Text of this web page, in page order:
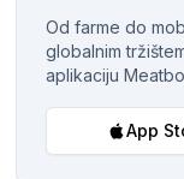
Od farme do
globalnim
aplikaciju
App